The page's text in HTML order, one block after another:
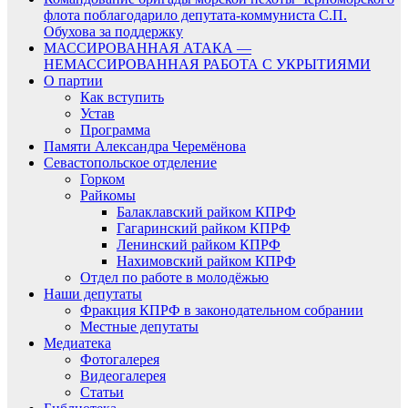
флота поблагодарило депутата-коммуниста С.П.
Обухова за поддержку
МАССИРОВАННАЯ АТАКА —
НЕМАССИРОВАННАЯ РАБОТА С УКРЫТИЯМИ
О партии
Как вступить
Устав
Программа
Памяти Александра Черемёнова
Севастопольское отделение
Горком
Райкомы
Балаклавский райком КПРФ
Гагаринский райком КПРФ
Ленинский райком КПРФ
Нахимовский райком КПРФ
Отдел по работе в молодёжью
Наши депутаты
Фракция КПРФ в законодательном собрании
Местные депутаты
Медиатека
Фотогалерея
Видеогалерея
Статьи